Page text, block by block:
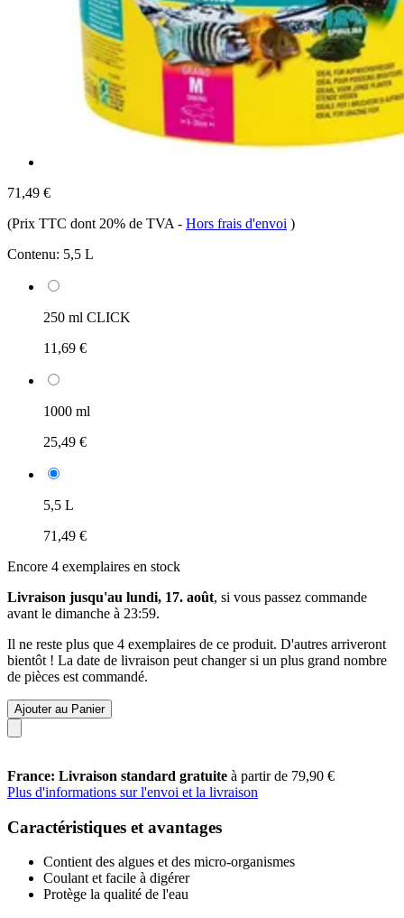
71,49 €
(Prix TTC dont 20% de TVA - Hors frais d'envoi )
Contenu: 5,5 L
250 ml CLICK
11,69 €
1000 ml
25,49 €
5,5 L
71,49 €
Encore 4 exemplaires en stock
Livraison jusqu'au lundi, 17. août, si vous passez commande
avant le dimanche à 23:59.
Il ne reste plus que 4 exemplaires de ce produit. D'autres arriveront
bientôt ! La date de livraison peut changer si un plus grand nombre
de pièces est commandé.
Ajouter au Panier
France: Livraison standard gratuite à partir de 79,90 €
Plus d'informations sur l'envoi et la livraison
Caractéristiques et avantages
Contient des algues et des micro-organismes
Coulant et facile à digérer
Protège la qualité de l'eau